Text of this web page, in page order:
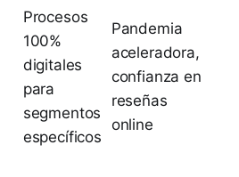
Procesos
100%
digitales
para
segmentos
específicos
Pandemia
aceleradora,
confianza en
reseñas
online